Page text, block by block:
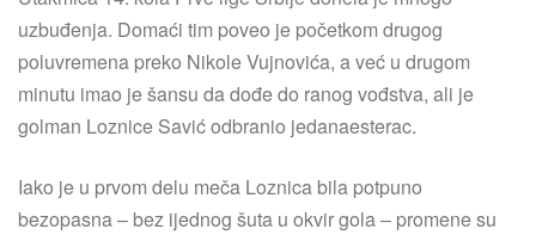
uzbuđenja. Domaći tim poveo je početkom drugog
poluvremena preko Nikole Vujnovića, a već u drugom
minutu imao je šansu da dođe do ranog vođstva, ali je
golman Loznice Savić odbranio jedanaesterac.
Iako je u prvom delu meča Loznica bila potpuno
bezopasna – bez ijednog šuta u okvir gola – promene su